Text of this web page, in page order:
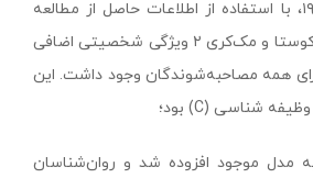
در تمام اوایل دهه ۱۹۸۰، با استفاده از اطلاعات حاصل از مطالعه
بالتیمور (Baltimore)، کوستا و مک‌کری ۲ ویژگی شخصیتی اضافی
همه مصاحبه‌شوندگان وجود داشت. این
ویژگی به مدل موجود افزوده شد و روان‌شناسان